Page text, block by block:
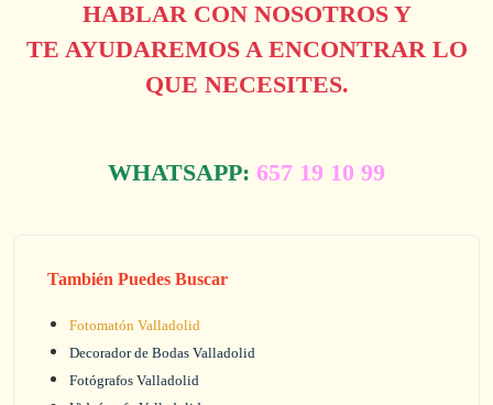
HABLAR CON NOSOTROS Y
TE AYUDAREMOS A ENCONTRAR LO
QUE NECESITES.
WHATSAPP: 657 19 10 99
También Puedes Buscar
Fotomatón Valladolid
Decorador de Bodas Valladolid
Fotógrafos Valladolid